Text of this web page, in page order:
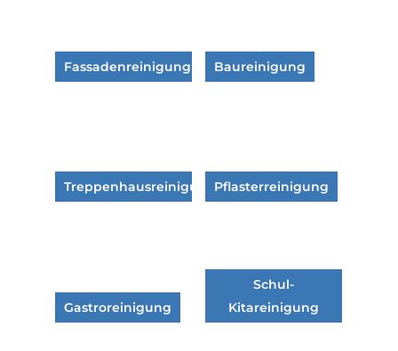
Fassadenreinigung Baureinigung
TreppenhausreinigungPflasterreinigung
Gastroreinigung
Schul-
Kitareinigung